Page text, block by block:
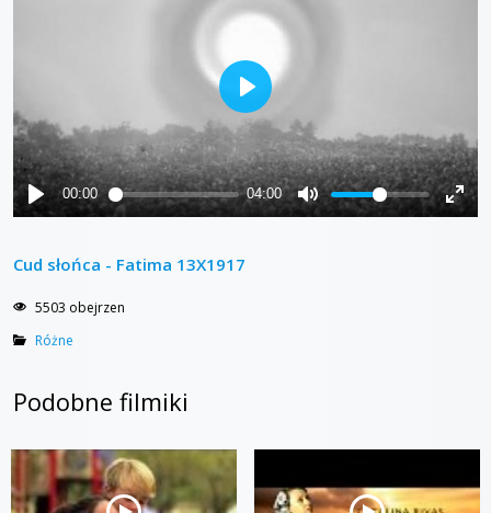
Cud słońca - Fatima 13X1917
5503 obejrzen
Różne
Podobne filmiki